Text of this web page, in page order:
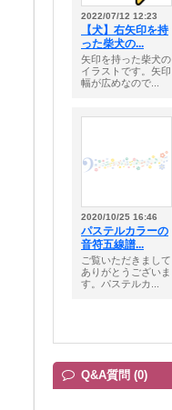
2022/07/12 12:23
【犬】右矢印を持
った柴犬の...
矢印を持った柴犬の
イラストです。矢印
幅が広めなので...
2020/10/25 16:46
パステルカラーの
音符五線譜...
ご覧いただきまして
ありがとうございま
す。パステルカ...
Q&A質問 (0)